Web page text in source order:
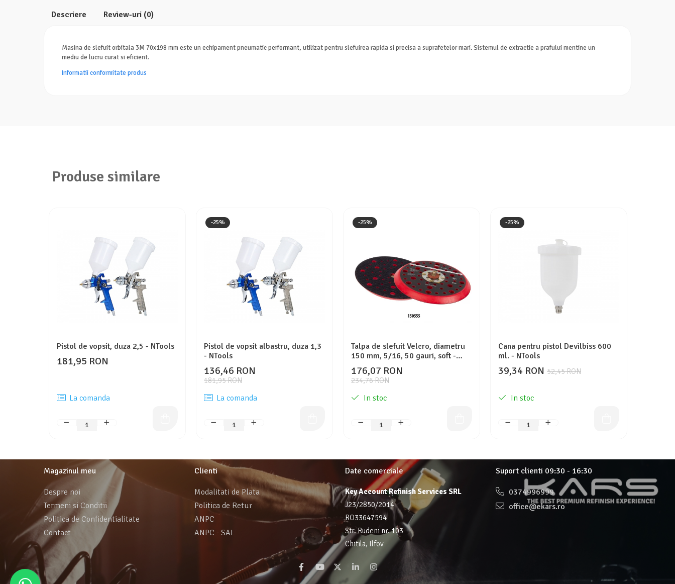
Descriere Review-uri (0)
Masina de slefuit orbitala 3M 70x198 mm este un echipament pneumatic performant, utilizat pentru slefuirea rapida si precisa a suprafetelor mari. Sistemul de extractie a prafului mentine un
mediu de lucru curat si eficient.
Informatii conformitate produs
Produse similare
Pistol de vopsit, duza 2,5 - NTools
181,95 RON
La comanda
-25%
Pistol de vopsit albastru, duza 1,3
- NTools
181,95 RON
136,46 RON
La comanda
-25%
Talpa de slefuit Velcro, diametru
150 mm, 5/16, 50 gauri, soft -
NTools
234,76 RON
176,07 RON
In stoc
-25%
Cana pentru pistol Devilbiss 600
ml. - NTools
52,45 RON
39,34 RON
In stoc
Magazinul meu
Despre noi
Termeni si Conditii
Politica de Confidentialitate
Contact
Clienti
Modalitati de Plata
Politica de Retur
ANPC
ANPC - SAL
Date comerciale
Key Account Refinish Services SRL
J23/2850/2014
RO33647594
Str. Rudeni nr. 103
Chitila, Ilfov
Suport clienti 09:30 - 16:30
0374996999
office@ekars.ro